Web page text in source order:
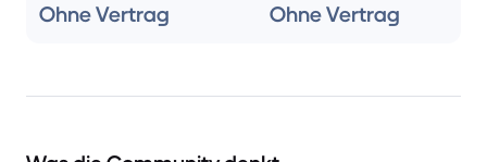
Ohne Vertrag Ohne Vertrag